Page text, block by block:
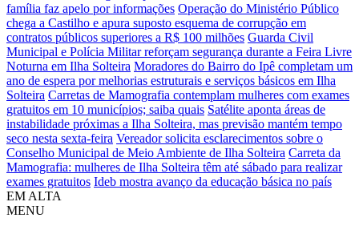
família faz apelo por informações Operação do Ministério Público
chega a Castilho e apura suposto esquema de corrupção em
contratos públicos superiores a R$ 100 milhões Guarda Civil
Municipal e Polícia Militar reforçam segurança durante a Feira Livre
Noturna em Ilha Solteira Moradores do Bairro do Ipê completam um
ano de espera por melhorias estruturais e serviços básicos em Ilha
Solteira Carretas de Mamografia contemplam mulheres com exames
gratuitos em 10 municípios; saiba quais Satélite aponta áreas de
instabilidade próximas a Ilha Solteira, mas previsão mantém tempo
seco nesta sexta-feira Vereador solicita esclarecimentos sobre o
Conselho Municipal de Meio Ambiente de Ilha Solteira Carreta da
Mamografia: mulheres de Ilha Solteira têm até sábado para realizar
exames gratuitos Ideb mostra avanço da educação básica no país
EM ALTA
MENU